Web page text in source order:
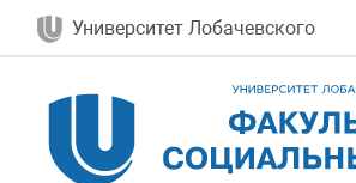
Университет Лобачевского